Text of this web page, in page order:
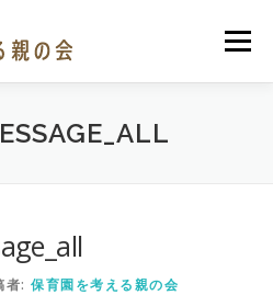
メニュー
学童ガイド トピックス
者: 保育園を考える親の会